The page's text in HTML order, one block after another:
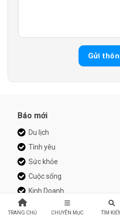
Báo mới
Du lịch
Tình yêu
Sức khỏe
Cuộc sống
Kinh Doanh
Tin tức mới
TRANG CHỦ CHUYÊN MỤC TÌM